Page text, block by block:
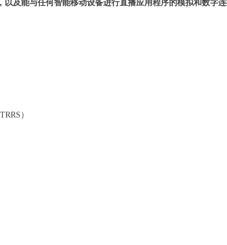
及能与任何智能移动设备进行直播应用程序的模拟和数字连
）